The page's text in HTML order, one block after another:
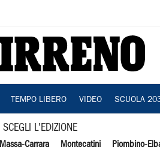
TEMPO LIBERO VIDEO SCUOLA
SCEGLI L'EDIZIONE
Massa-Carrara Montecatini Piombino-